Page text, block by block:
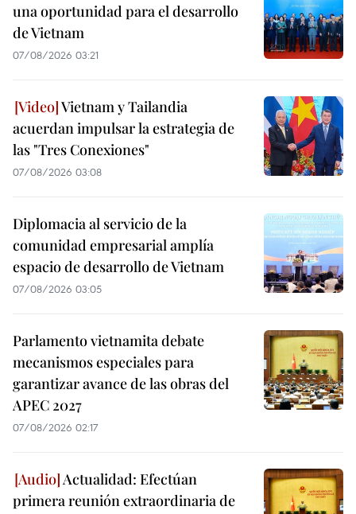
una oportunidad para el desarrollo
de Vietnam
07/08/2026 03:21
Vietnam y Tailandia
acuerdan impulsar la estrategia de
las "Tres Conexiones"
07/08/2026 03:08
Diplomacia al servicio de la
comunidad empresarial amplía
espacio de desarrollo de Vietnam
07/08/2026 03:05
Parlamento vietnamita debate
mecanismos especiales para
garantizar avance de las obras del
APEC 2027
07/08/2026 02:17
Actualidad: Efectúan
primera reunión extraordinaria de